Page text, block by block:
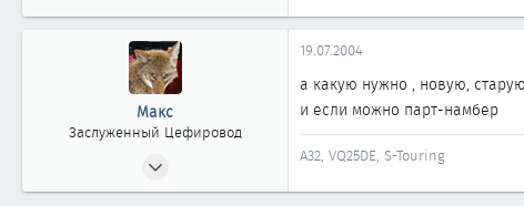
Макс
Заслуженный Цефировод
4 598
19.07.2004
а какую нужно , новую,
и если можно парт-намбер
A32, VQ25DE, S-Touring